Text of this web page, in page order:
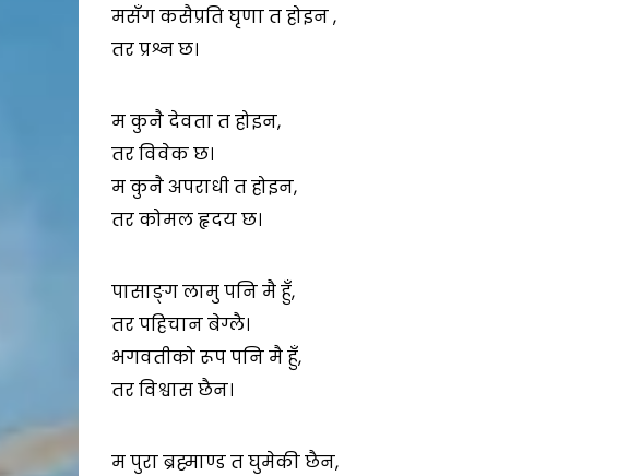
मसँग कसैप्रति घृणा त होइन ,
तर प्रश्न छ।
म कुनै देवता त होइन,
तर विवेक छ।
म कुनै अपराधी त होइन,
तर कोमल हृदय छ।
पासाङ्ग लामु पनि मै हुँ,
तर पहिचान बेग्लै।
भगवतीको रूप पनि मै हुँ,
तर विश्वास छैन।
म पुरा ब्रह्माण्ड त घुमेकी छैन,